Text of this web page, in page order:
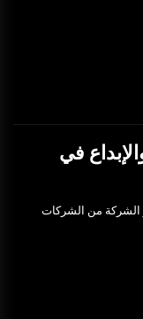
في
الشركة من الشركات